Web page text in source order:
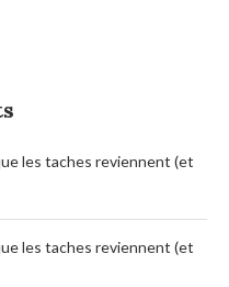
les taches reviennent (et
les taches reviennent (et